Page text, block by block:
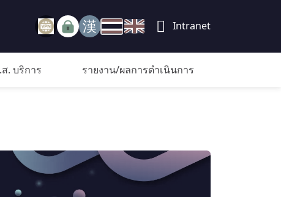
Intranet
. บริการ รายงาน/ผลการดำเนินการ